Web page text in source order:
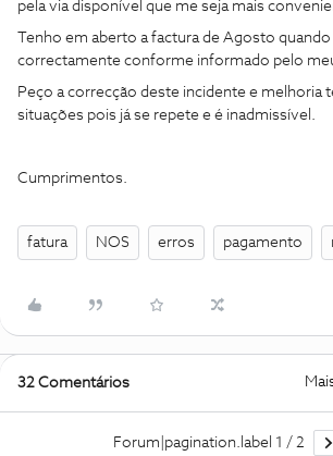
pela via disponível que me seja mais
Tenho em aberto a factura de Agosto quando
correctamente conforme informado pelo
Peço a correcção deste incidente e melhoria
situações pois já se repete e é inadmissível.
Cumprimentos.
fatura NOS erros pagamento
32 Comentários
Forum|pagination.label 1 / 2